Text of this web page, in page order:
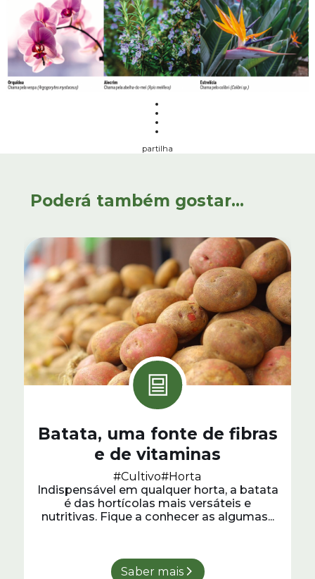
partilha
Poderá também gostar...
Batata, uma fonte de fibras
e de vitaminas
#Cultivo#Horta
Indispensável em qualquer horta, a batata
é das hortícolas mais versáteis e
nutritivas. Fique a conhecer as algumas...
Saber mais